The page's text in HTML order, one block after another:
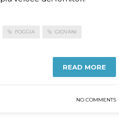
FOGGIA GIOVANI
READ MORE
NO COMMENTS